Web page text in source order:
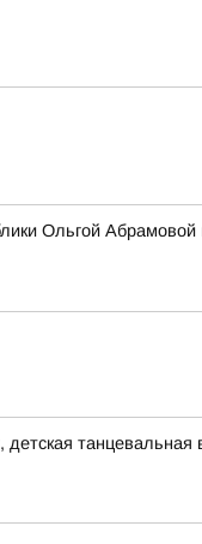
Ольгой
танцевальная